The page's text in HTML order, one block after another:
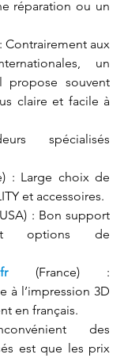
réparation ou un
: Contrairement aux
un
propose souvent
claire et facile à
spécialisés
: Large choix de
et accessoires.
: Bon support
options de
(France) :
à l’impression 3D
en français.
des
est que les prix